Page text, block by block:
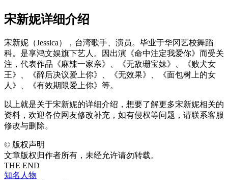
宋新妮详细介绍
宋新妮（Jessica），台湾歌手、演员。毕业于华冈艺校舞蹈
科。是享鸿文娱旗下艺人。因出演《命中注定我爱你》而受关
注，代表作品《麻辣一家亲》、《无敌珊宝妹》、《败犬女
王》、《醉后决议爱上你》、《无效果》、《面包树上的女
人》、《有效期限爱上你》等。
以上就是关于宋新妮的详细介绍，想要了解更多宋新妮相关的
资料，欢迎各位网友修改补充，如有侵权等问题，请联系客服
修改与删除。
© 版权声明
文章版权归作者所有，未经允许请勿转载。
THE END
知名人物